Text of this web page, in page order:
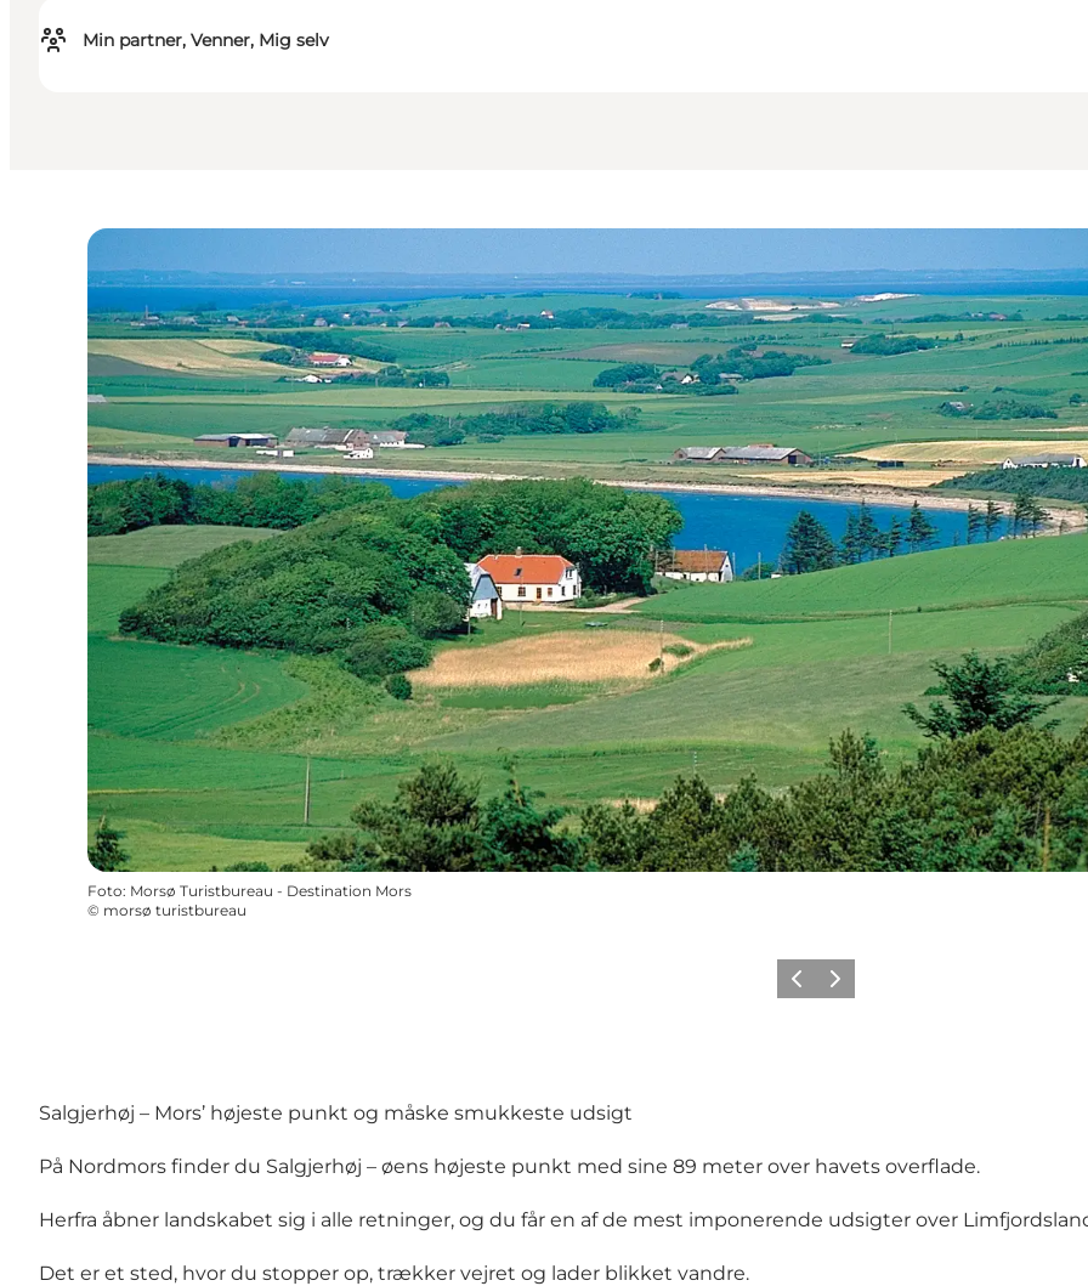
Min partner, Venner, Mig selv
Foto: Morsø Turistbureau - Destination Mors
© morsø turistbureau
Forrige billede
Næste billede
Salgjerhøj – Mors’ højeste punkt og måske smukkeste udsigt
På Nordmors finder du Salgjerhøj – øens højeste punkt med sine 89 meter over havets overflade.
Herfra åbner landskabet sig i alle retninger, og du får en af de mest imponerende udsigter over
Det er et sted, hvor du stopper op, trækker vejret og lader blikket vandre.